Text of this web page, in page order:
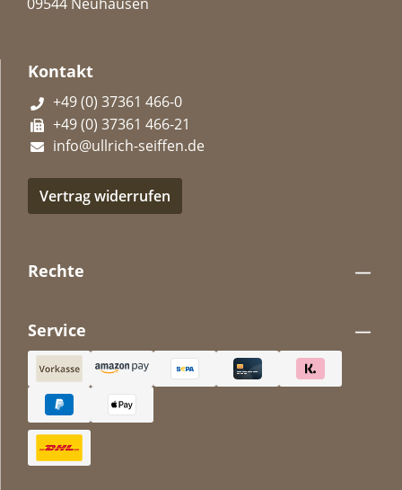
Kontakt
+49 (0) 37361 466-0
+49 (0) 37361 466-21
info@ullrich-seiffen.de
Vertrag widerrufen
Rechte
Service